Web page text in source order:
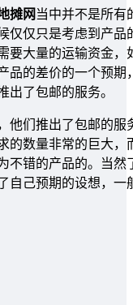
摊网 当中并不是所有
仅仅只是考虑到产
要大量的运输资金
品的差价的一个预
出了包邮的服务。
他们推出了包邮的
的数量非常的巨大
不错的产品的。当然
自己预期的设想，